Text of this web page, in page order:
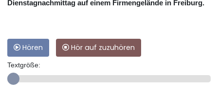
Dienstagnachmittag auf einem Firmengelände in Freiburg.
Hören Hör auf zuzuhören
Textgröße: